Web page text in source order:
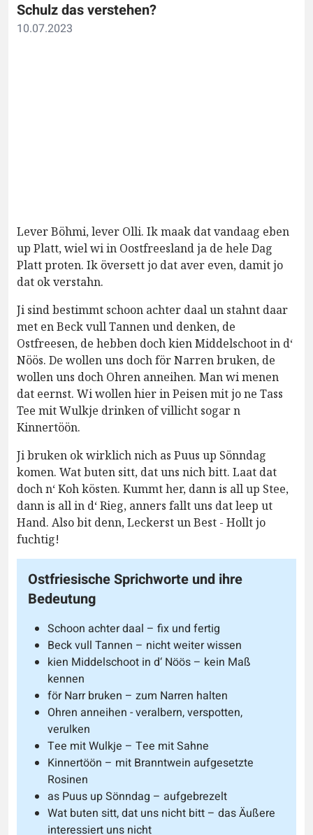
Schulz das verstehen?
10.07.2023
Lever Böhmi, lever Olli. Ik maak dat vandaag eben
up Platt, wiel wi in Oostfreesland ja de hele Dag
Platt proten. Ik översett jo dat aver even, damit jo
dat ok verstahn.
Ji sind bestimmt schoon achter daal un stahnt daar
met en Beck vull Tannen und denken, de
Ostfreesen, de hebben doch kien Middelschoot in d‘
Nöös. De wollen uns doch för Narren bruken, de
wollen uns doch Ohren anneihen. Man wi menen
dat eernst. Wi wollen hier in Peisen mit jo ne Tass
Tee mit Wulkje drinken of villicht sogar n
Kinnertöön.
Ji bruken ok wirklich nich as Puus up Sönndag
komen. Wat buten sitt, dat uns nich bitt. Laat dat
doch n‘ Koh kösten. Kummt her, dann is all up Stee,
dann is all in d‘ Rieg, anners fallt uns dat leep ut
Hand. Also bit denn, Leckerst un Best - Hollt jo
fuchtig!
Ostfriesische Sprichworte und ihre
Bedeutung
Schoon achter daal – fix und fertig
Beck vull Tannen – nicht weiter wissen
kien Middelschoot in d‘ Nöös – kein Maß
kennen
för Narr bruken – zum Narren halten
Ohren anneihen - veralbern, verspotten,
verulken
Tee mit Wulkje – Tee mit Sahne
Kinnertöön – mit Branntwein aufgesetzte
Rosinen
as Puus up Sönndag – aufgebrezelt
Wat buten sitt, dat uns nicht bitt – das Äußere
interessiert uns nicht